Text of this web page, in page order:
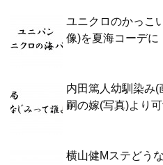
ユニクロのかっこ
像)を夏海コーデに
内田篤人幼馴染み(
嗣の嫁(写真)より可
横山健Mステどう